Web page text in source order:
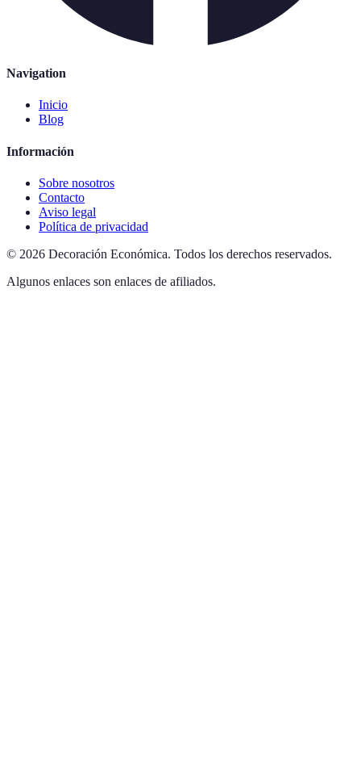
Navigation
Inicio
Blog
Información
Sobre nosotros
Contacto
Aviso legal
Política de privacidad
© 2026 Decoración Económica. Todos los derechos reservados.
Algunos enlaces son enlaces de afiliados.